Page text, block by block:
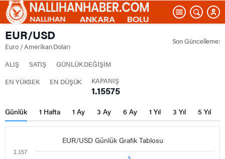
EUR/USD
Euro / Amerikan Doları
Son Güncelleme:
ALIŞ SATIŞ
GÜNLÜK DEĞİŞİM
EN YÜKSEK
EN DÜŞÜK KAPANIŞ
1.15575
Günlük 1 Hafta 1 Ay 3 Ay 6 Ay 1 Yıl 3 Yıl 5 Yıl
EUR/USD Günlük Grafik Tablosu
1.157